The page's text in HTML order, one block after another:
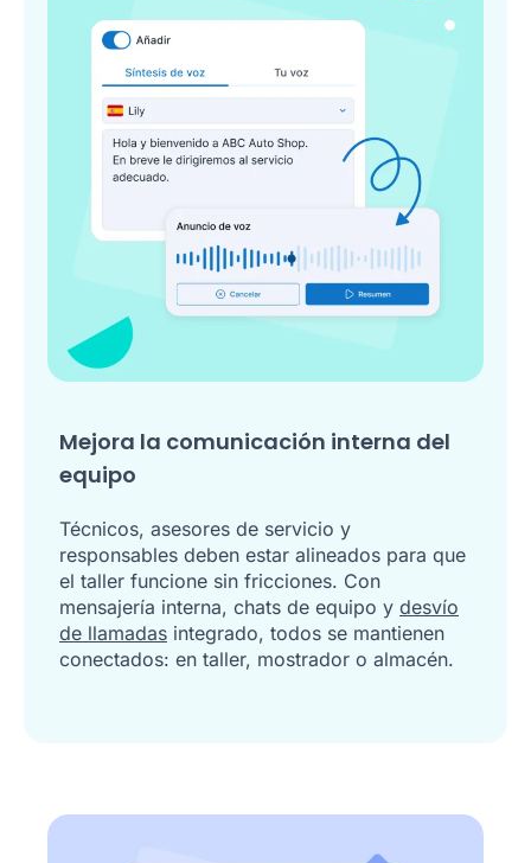
Mejora la comunicación interna del
equipo
Técnicos, asesores de servicio y
responsables deben estar alineados para que
el taller funcione sin fricciones. Con
mensajería interna, chats de equipo y desvío
de llamadas integrado, todos se mantienen
conectados: en taller, mostrador o almacén.